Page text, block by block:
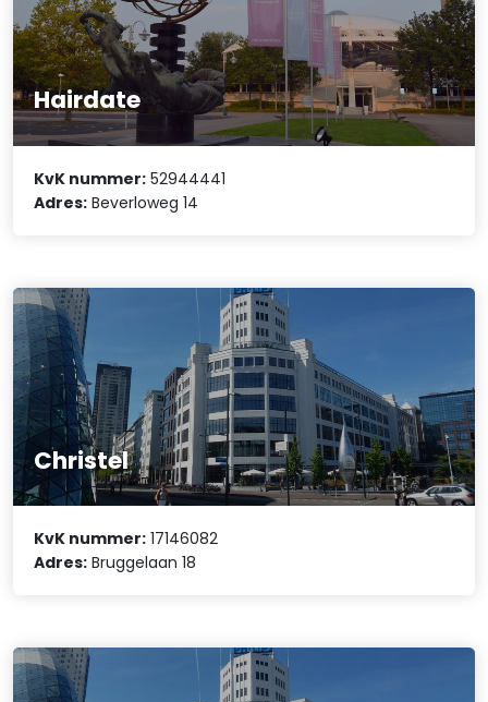
Hairdate
KvK nummer: 52944441
Adres: Beverloweg 14
Christel
KvK nummer: 17146082
Adres: Bruggelaan 18